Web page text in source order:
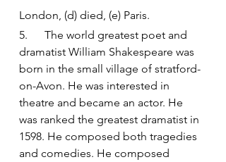
London, (d) died, (e) Paris.
5.      The world greatest poet and
dramatist William Shakespeare was
born in the small village of stratford-
on-Avon. He was interested in
theatre and became an actor. He
was ranked the greatest dramatist in
1598. He composed both tragedies
and comedies. He composed